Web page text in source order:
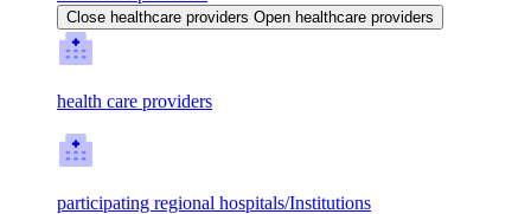
Close healthcare providers Open healthcare providers
health care providers
participating regional hospitals/Institutions